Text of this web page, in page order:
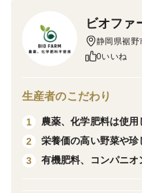
もを使用して【食べる甘
ラッカーに塗ったり、ヨ
プーンで食べても美味し
他には砂糖の代わりとし
ビオファ
静岡県裾野
0いいね
生産者のこだわり
1
農薬、化学肥料は使用
2
栄養価の高い野菜や珍
3
有機肥料、コンパニオ